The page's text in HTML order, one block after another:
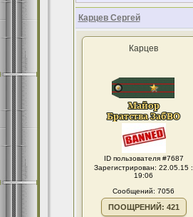
Карцев Сергей
Карцев
ID пользователя #7687
Зарегистрирован: 22.05.15 :
19:06
Сообщений: 7056
ПООЩРЕНИЙ: 421